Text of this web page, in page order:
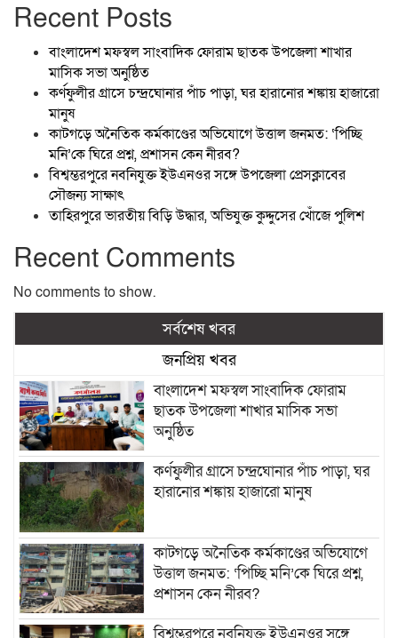
Recent Posts
বাংলাদেশ মফস্বল সাংবাদিক ফোরাম ছাতক উপজেলা শাখার
মাসিক সভা অনুষ্ঠিত
কর্ণফুলীর গ্রাসে চন্দ্রঘোনার পাঁচ পাড়া, ঘর হারানোর শঙ্কায় হাজারো
মানুষ
কাটগড়ে অনৈতিক কর্মকাণ্ডের অভিযোগে উত্তাল জনমত: ‘পিচ্ছি
মনি’কে ঘিরে প্রশ্ন, প্রশাসন কেন নীরব?
বিশ্বম্ভরপুরে নবনিযুক্ত ইউএনওর সঙ্গে উপজেলা প্রেসক্লাবের
সৌজন্য সাক্ষাৎ
তাহিরপুরে ভারতীয় বিড়ি উদ্ধার, অভিযুক্ত কুদ্দুসের খোঁজে পুলিশ
Recent Comments
No comments to show.
সর্বশেষ খবর
জনপ্রিয় খবর
বাংলাদেশ মফস্বল সাংবাদিক ফোরাম
ছাতক উপজেলা শাখার মাসিক সভা
অনুষ্ঠিত
কর্ণফুলীর গ্রাসে চন্দ্রঘোনার পাঁচ পাড়া, ঘর
হারানোর শঙ্কায় হাজারো মানুষ
কাটগড়ে অনৈতিক কর্মকাণ্ডের অভিযোগে
উত্তাল জনমত: ‘পিচ্ছি মনি’কে ঘিরে প্রশ্ন,
প্রশাসন কেন নীরব?
বিশ্বম্ভরপুরে নবনিযুক্ত ইউএনওর সঙ্গে